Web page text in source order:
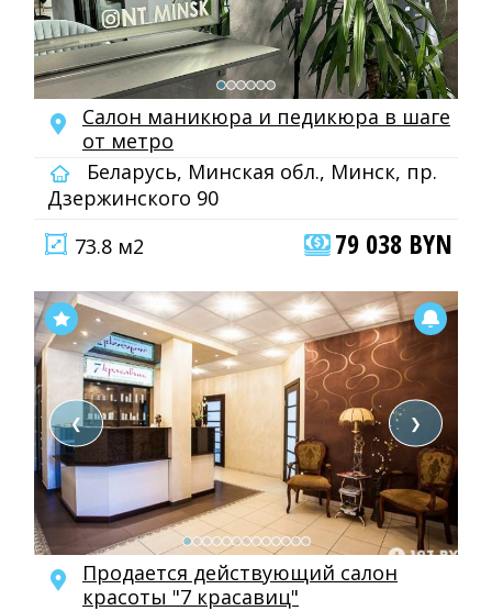
Салон маникюра и педикюра в шаге
от метро
Беларусь, Минская обл., Минск, пр.
Дзержинского 90
73.8 м2
79 038 BYN
❮ ❯
Продается действующий салон
красоты "7 красавиц"